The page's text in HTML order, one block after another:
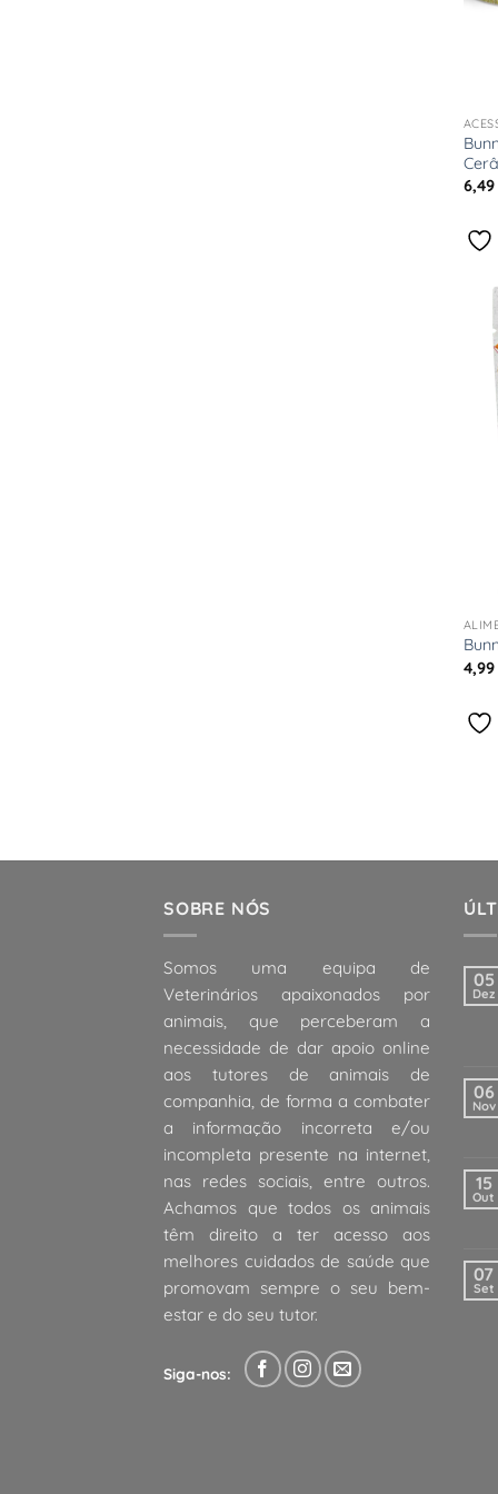
6,49
4,99
SOBRE NÓS
Somos uma equipa de
Veterinários apaixonados por
animais, que perceberam a
necessidade de dar apoio online
aos tutores de animais de
companhia, de forma a combater
a informação incorreta e/ou
incompleta presente na internet,
nas redes sociais, entre outros.
Achamos que todos os animais
têm direito a ter acesso aos
melhores cuidados de saúde que
promovam sempre o seu bem-
estar e do seu tutor.
Siga-nos:
05
Dez
06
Nov
15
Out
07
Set